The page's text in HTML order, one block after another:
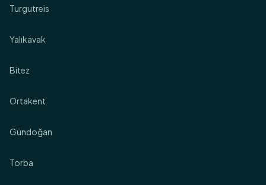
Turgutreis
Yalıkavak
Bitez
Ortakent
Gündoğan
Torba